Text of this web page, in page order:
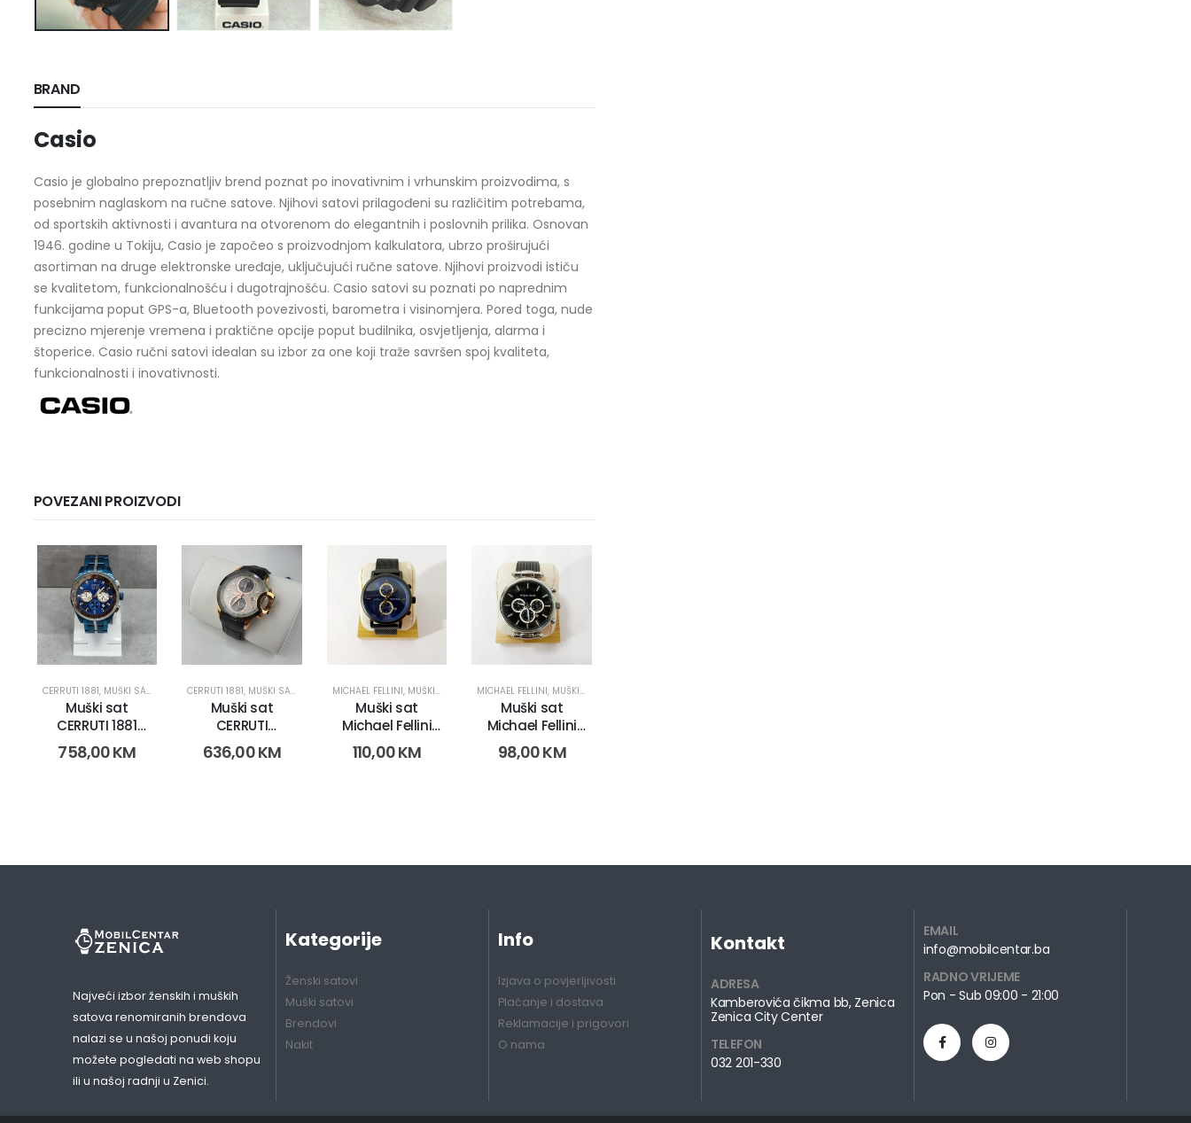
BRAND
Casio
Casio je globalno prepoznatljiv brend poznat po inovativnim i vrhunskim proizvodima, s
posebnim naglaskom na ručne satove. Njihovi satovi prilagođeni su različitim potrebama,
od sportskih aktivnosti i avantura na otvorenom do elegantnih i poslovnih prilika. Osnovan
1946. godine u Tokiju, Casio je započeo s proizvodnjom kalkulatora, ubrzo proširujući
asortiman na druge elektronske uređaje, uključujući ručne satove. Njihovi proizvodi ističu
se kvalitetom, funkcionalnošću i dugotrajnošću. Casio satovi su poznati po naprednim
funkcijama poput GPS-a, Bluetooth povezivosti, barometra i visinomjera. Pored toga, nude
precizno mjerenje vremena i praktične opcije poput budilnika, osvjetljenja, alarma i
štoperice. Casio ručni satovi idealan su izbor za one koji traže savršen spoj kvaliteta,
funkcionalnosti i inovativnosti.
POVEZANI PROIZVODI
CERRUTI 1881, MUŠKI SATOVI
Muški sat
CERRUTI 1881
7630010270716
(8102)
758,00KM
CERRUTI 1881, MUŠKI SATOVI
Muški sat
CERRUTI
7630010265965
(8097)
636,00KM
MICHAEL FELLINI, MUŠKI SATOVI
Muški sat
Michael Fellini
2238 (11381-7)
110,00KM
MICHAEL FELLINI, MUŠKI SATOVI
Muški sat
Michael Fellini
2237 (11384 -3)
98,00KM
Najveći izbor ženskih i muških
satova renomiranih brendova
nalazi se u našoj ponudi koju
možete pogledati na web shopu
ili u našoj radnji u Zenici.
Kategorije
Ženski satovi
Muški satovi
Brendovi
Nakit
Info
Izjava o povjerljivosti
Plaćanje i dostava
Reklamacije i prigovori
O nama
Kontakt
ADRESA
Kamberovića čikma bb, Zenica
Zenica City Center
TELEFON
032 201-330
EMAIL
info@mobilcentar.ba
RADNO VRIJEME
Pon - Sub 09:00 - 21:00